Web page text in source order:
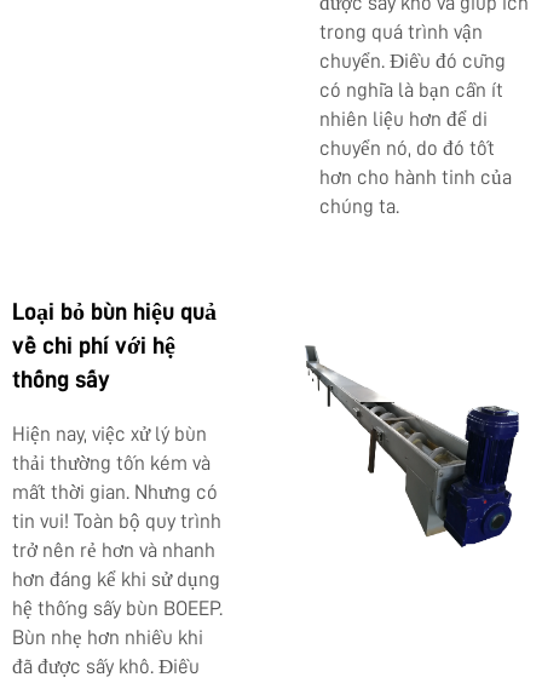
trong quá trình vận
chuyển. Điều đó cũng
có nghĩa là bạn cần ít
nhiên liệu hơn để di
chuyển nó, do đó tốt
hơn cho hành tinh của
chúng ta.
Loại bỏ bùn hiệu quả
về chi phí với hệ
thống sấy
Hiện nay, việc xử lý bùn
thải thường tốn kém và
mất thời gian. Nhưng có
tin vui! Toàn bộ quy trình
trở nên rẻ hơn và nhanh
hơn đáng kể khi sử dụng
hệ thống sấy bùn BOEEP.
Bùn nhẹ hơn nhiều khi
đã được sấy khô. Điều